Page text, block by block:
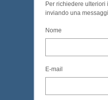
Per richiedere
inviando una
Nome
E-mail